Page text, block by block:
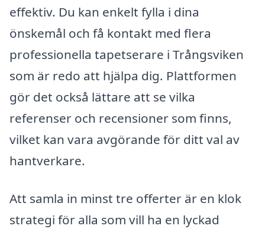
effektiv. Du kan enkelt fylla i dina
önskemål och få kontakt med flera
professionella tapetserare i Trångsviken
som är redo att hjälpa dig. Plattformen
gör det också lättare att se vilka
referenser och recensioner som finns,
vilket kan vara avgörande för ditt val av
hantverkare.
Att samla in minst tre offerter är en klok
strategi för alla som vill ha en lyckad